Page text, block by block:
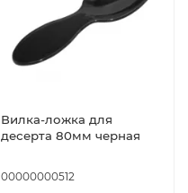
Вилка-ложка для
десерта 80мм черная
00000000512